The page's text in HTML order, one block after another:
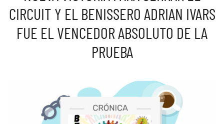
CIRCUIT Y EL BENISSERO ADRIAN IVARS
FUE EL VENCEDOR ABSOLUTO DE LA
PRUEBA